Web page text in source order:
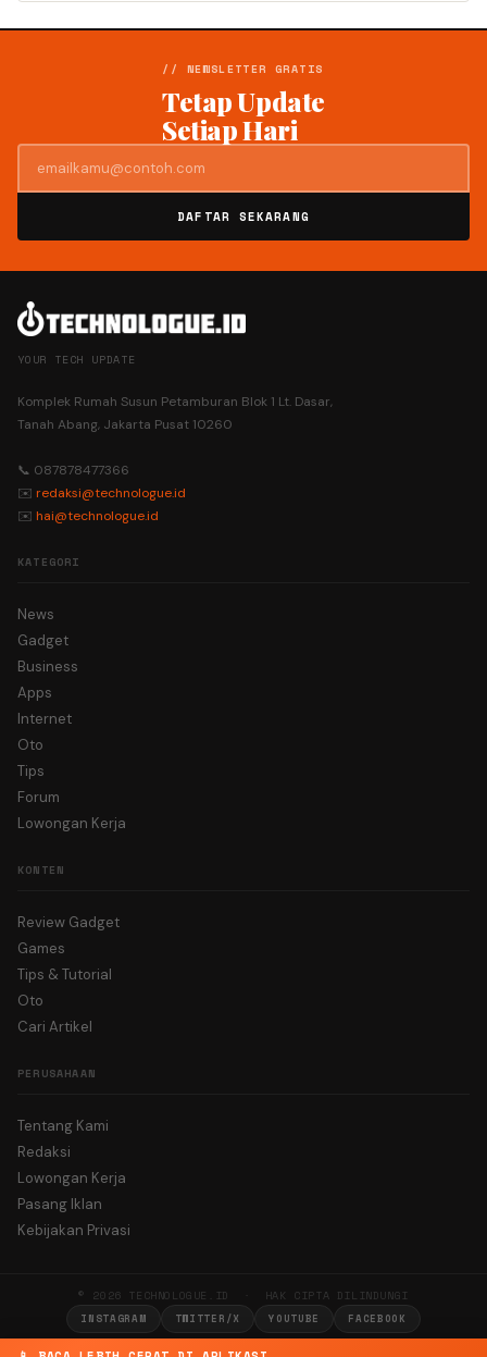
// NEWSLETTER GRATIS
Tetap Update
Setiap Hari
DAFTAR SEKARANG
YOUR TECH UPDATE
Komplek Rumah Susun Petamburan Blok 1 Lt. Dasar,
Tanah Abang, Jakarta Pusat 10260
📞 087878477366
✉️ redaksi@technologue.id
✉️ hai@technologue.id
KATEGORI
News
Gadget
Business
Apps
Internet
Oto
Tips
Forum
Lowongan Kerja
KONTEN
Review Gadget
Games
Tips & Tutorial
Oto
Cari Artikel
PERUSAHAAN
Tentang Kami
Redaksi
Lowongan Kerja
Pasang Iklan
Kebijakan Privasi
© 2026 TECHNOLOGUE.ID · HAK CIPTA DILINDUNGI
INSTAGRAM TWITTER/X YOUTUBE FACEBOOK